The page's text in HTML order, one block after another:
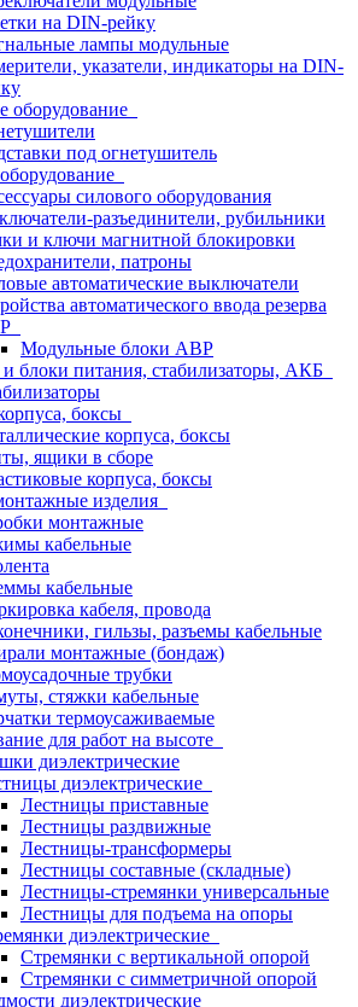
на DIN-рейку
лампы модульные
указатели, индикаторы на DIN-
оборудование
под огнетушитель
силового оборудования
разъединители, рубильники
и ключи магнитной блокировки
патроны
автоматические выключатели
автоматического ввода резерва
Модульные блоки АВР
блоки питания, стабилизаторы, АКБ
боксы
корпуса, боксы
ящики в сборе
корпуса, боксы
изделия
монтажные
кабельные
кабельные
кабеля, провода
гильзы, разъемы кабельные
монтажные (бондаж)
трубки
стяжки кабельные
термоусаживаемые
для работ на высоте
диэлектрические
диэлектрические
Лестницы приставные
Лестницы раздвижные
Лестницы-трансформеры
Лестницы составные (складные)
Лестницы-стремянки универсальные
Лестницы для подъема на опоры
диэлектрические
Стремянки с вертикальной опорой
Стремянки с симметричной опорой
диэлектрические